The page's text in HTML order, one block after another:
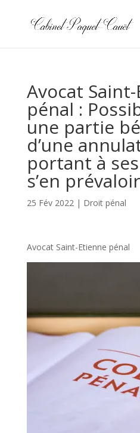
Avocat
pénal :
une partie
d’une
portant à
s’en prévaloir
25 Fév 2022| Droit pénal
Avocat Saint-Etienne pénal